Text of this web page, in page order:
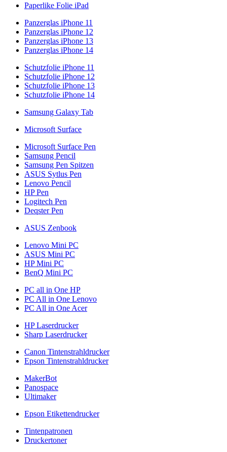
Paperlike Folie iPad
Panzerglas iPhone 11
Panzerglas iPhone 12
Panzerglas iPhone 13
Panzerglas iPhone 14
Schutzfolie iPhone 11
Schutzfolie iPhone 12
Schutzfolie iPhone 13
Schutzfolie iPhone 14
Samsung Galaxy Tab
Microsoft Surface
Microsoft Surface Pen
Samsung Pencil
Samsung Pen Spitzen
ASUS Sytlus Pen
Lenovo Pencil
HP Pen
Logitech Pen
Deqster Pen
ASUS Zenbook
Lenovo Mini PC
ASUS Mini PC
HP Mini PC
BenQ Mini PC
PC all in One HP
PC All in One Lenovo
PC All in One Acer
HP Laserdrucker
Sharp Laserdrucker
Canon Tintenstrahldrucker
Epson Tintenstrahldrucker
MakerBot
Panospace
Ultimaker
Epson Etikettendrucker
Tintenpatronen
Druckertoner